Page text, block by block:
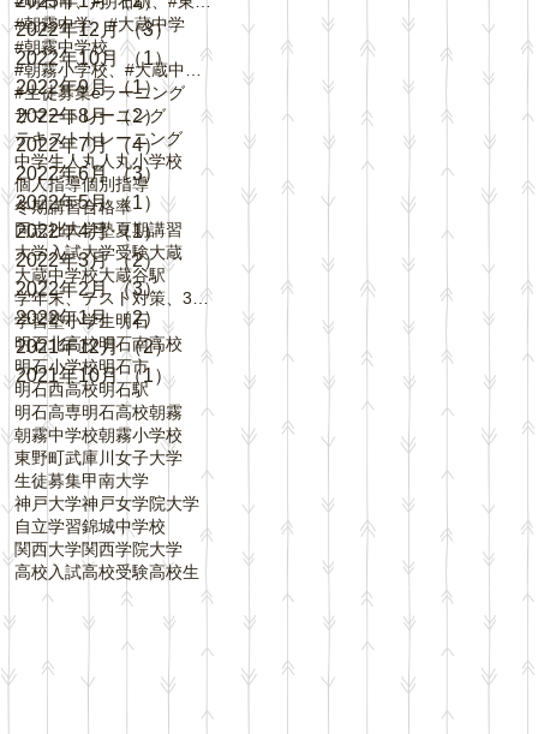
2022年12月 （3）3件の記事
2022年10月 （1） 1件の記事
2022年9月 （1） 1件の記事
2022年8月 （2）2件の記事
2022年7月 （4）4件の記事
2022年6月 （3） 3件の記事
2022年5月 （1）1件の記事
2022年4月 （1）1件の記事
2022年3月 （2）2件の記事
2022年2月 （3）3件の記事
2022年1月 （2） 2件の記事
2021年12月 （2）2件の記事
2021年10月 （1）1件の記事
#朝霧中学、#大蔵中学
#朝霧中学校
#生徒募集eラーニング
サマートレーニング
テキストトレーニング
中学生人丸人丸小学校
個人指導個別指導
冬期講習合格率
同志社大学塾夏期講習
大学入試大学受験大蔵
大蔵中学校大蔵谷駅
学年末、テスト対策、3学期、内申点、評定、
学習塾小学生明石
明石北高校明石南高校
明石小学校明石市
明石西高校明石駅
明石高専明石高校朝霧
朝霧中学校朝霧小学校
東野町武庫川女子大学
生徒募集甲南大学
神戸大学神戸女学院大学
自立学習錦城中学校
関西大学関西学院大学
高校入試高校受験高校生